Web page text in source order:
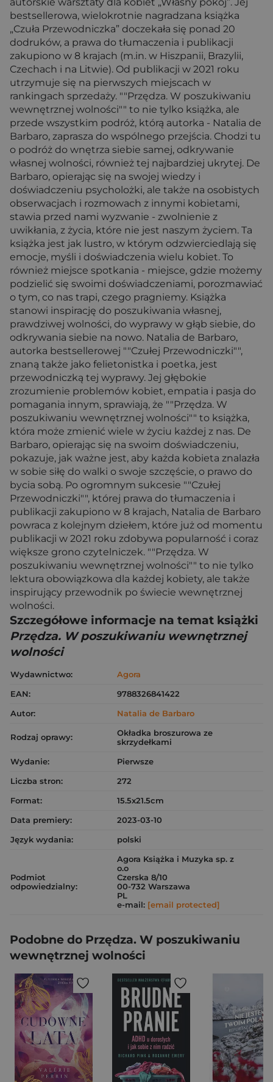
bestsellerowa, wielokrotnie nagradzana książka
„Czuła Przewodniczka” doczekała się ponad 20
dodruków, a prawa do tłumaczenia i publikacji
zakupiono w 8 krajach (m.in. w Hiszpanii, Brazylii,
Czechach i na Litwie). Od publikacji w 2021 roku
utrzymuje się na pierwszych miejscach w
rankingach sprzedaży. ""Przędza. W poszukiwaniu
wewnętrznej wolności"" to nie tylko książka, ale
przede wszystkim podróż, którą autorka - Natalia de
Barbaro, zaprasza do wspólnego przejścia. Chodzi tu
o podróż do wnętrza siebie samej, odkrywanie
własnej wolności, również tej najbardziej ukrytej. De
Barbaro, opierając się na swojej wiedzy i
doświadczeniu psycholożki, ale także na osobistych
obserwacjach i rozmowach z innymi kobietami,
stawia przed nami wyzwanie - zwolnienie z
uwikłania, z życia, które nie jest naszym życiem. Ta
książka jest jak lustro, w którym odzwierciedlają się
emocje, myśli i doświadczenia wielu kobiet. To
również miejsce spotkania - miejsce, gdzie możemy
podzielić się swoimi doświadczeniami, porozmawiać
o tym, co nas trapi, czego pragniemy. Książka
stanowi inspirację do poszukiwania własnej,
prawdziwej wolności, do wyprawy w głąb siebie, do
odkrywania siebie na nowo. Natalia de Barbaro,
autorka bestsellerowej ""Czułej Przewodniczki"",
znaną także jako felietonistka i poetka, jest
przewodniczką tej wyprawy. Jej głębokie
zrozumienie problemów kobiet, empatia i pasja do
pomagania innym, sprawiają, że ""Przędza. W
poszukiwaniu wewnętrznej wolności"" to książka,
która może zmienić wiele w życiu każdej z nas. De
Barbaro, opierając się na swoim doświadczeniu,
pokazuje, jak ważne jest, aby każda kobieta znalazła
w sobie siłę do walki o swoje szczęście, o prawo do
bycia sobą. Po ogromnym sukcesie ""Czułej
Przewodniczki"", której prawa do tłumaczenia i
publikacji zakupiono w 8 krajach, Natalia de Barbaro
powraca z kolejnym dziełem, które już od momentu
publikacji w 2021 roku zdobywa popularność i coraz
większe grono czytelniczek. ""Przędza. W
poszukiwaniu wewnętrznej wolności"" to nie tylko
lektura obowiązkowa dla każdej kobiety, ale także
inspirujący przewodnik po świecie wewnętrznej
wolności.
Szczegółowe informacje na temat książki
Przędza. W poszukiwaniu wewnętrznej
wolności
Wydawnictwo:
Agora
EAN:
9788326841422
Autor:
Natalia de Barbaro
Rodzaj oprawy:
Okładka broszurowa ze
skrzydełkami
Wydanie:
Pierwsze
Liczba stron:
272
Format:
15.5x21.5cm
Data premiery:
2023-03-10
Język wydania:
polski
Podmiot
odpowiedzialny:
Agora Książka i Muzyka sp. z
o.o
Czerska 8/10
00-732 Warszawa
PL
e-mail: [email protected]
Podobne do Przędza. W poszukiwaniu
wewnętrznej wolności